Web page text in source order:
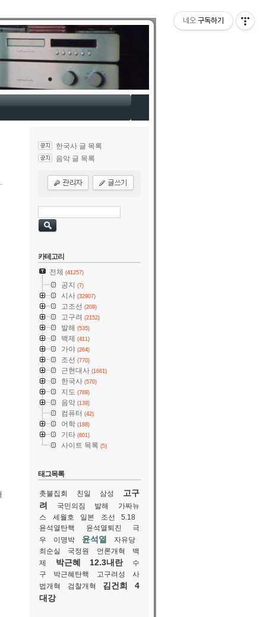
한국사 글 목록
음악 글 목록
카테고리
전체
(41257)
공지 (7)
시사 (32907)
고조선 (209)
고구려 (2152)
발해 (535)
백제 (411)
가야 (264)
조선 (770)
근현대사 (1661)
한국사 (570)
지도 (789)
음악 (139)
컴퓨터 (42)
어학 (188)
기타 (601)
사이트 목록 (5)
태그목록
촛불집회 친일 삼성
고구
려
국민의짐 발해
가짜뉴
스
세월호 일본 조선
5.18
윤석열탄핵
윤석열퇴진
극
우
이명박 윤석열
자유당
최순실
국정원 언론개혁
백
제
박근혜 12.3내란
수
구
박근혜탄핵 고구려성
사
법개혁
검찰개혁 김건희
4
대강
네오 구독하기